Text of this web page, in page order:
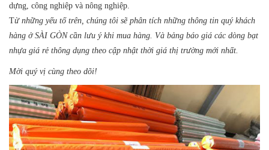
dựng, công nghiệp và nông nghiệp.
Từ những yếu tố trên, chúng tôi sẽ phân tích những thông tin quý khách
hàng ở SÀI GÒN cần lưu ý khi mua hàng. Và bảng báo giá các dòng bạt
nhựa giá rẻ thông dụng theo cập nhật thời giá thị trường mới nhất.
Mời quý vị cùng theo dõi!